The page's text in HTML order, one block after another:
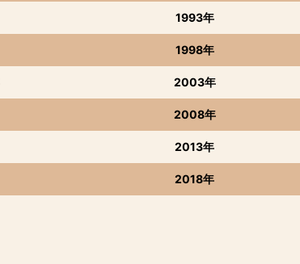
1993年
1998年
2003年
2008年
2013年
2018年